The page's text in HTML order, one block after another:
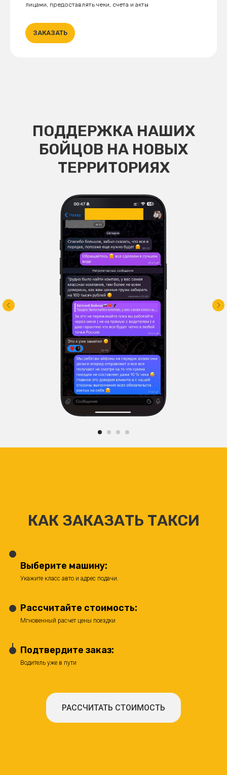
лицами, предоставлять чеки, счета и акты
ЗАКАЗАТЬ
ПОДДЕРЖКА НАШИХ
БОЙЦОВ НА НОВЫХ
ТЕРРИТОРИЯХ
КАК ЗАКАЗАТЬ ТАКСИ
Выберите машину:
Укажите класс авто и адрес подачи.
Рассчитайте стоимость:
Мгновенный расчет цены поездки
Подтвердите заказ:
Водитель уже в пути
РАССЧИТАТЬ СТОИМОСТЬ